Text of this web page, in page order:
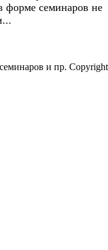
форме семинаров не
и пр.